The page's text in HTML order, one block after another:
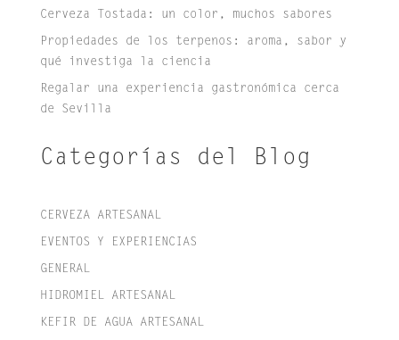
Cerveza Tostada: un color, muchos sabores
Propiedades de los terpenos: aroma, sabor y
qué investiga la ciencia
Regalar una experiencia gastronómica cerca
de Sevilla
Categorías del Blog
CERVEZA ARTESANAL
EVENTOS Y EXPERIENCIAS
GENERAL
HIDROMIEL ARTESANAL
KEFIR DE AGUA ARTESANAL